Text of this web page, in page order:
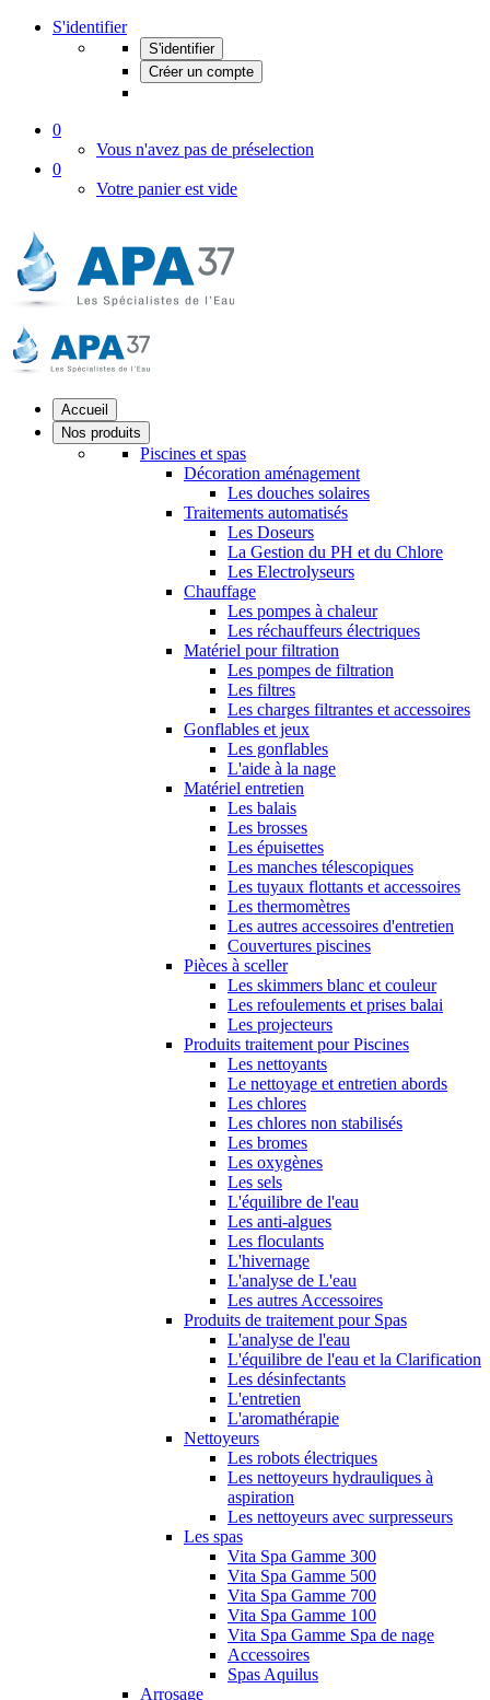
S'identifier
S'identifier
Créer un compte
0
Vous n'avez pas de préselection
0
Votre panier est vide
Accueil
Nos produits
Piscines et spas
Décoration aménagement
Les douches solaires
Traitements automatisés
Les Doseurs
La Gestion du PH et du Chlore
Les Electrolyseurs
Chauffage
Les pompes à chaleur
Les réchauffeurs électriques
Matériel pour filtration
Les pompes de filtration
Les filtres
Les charges filtrantes et accessoires
Gonflables et jeux
Les gonflables
L'aide à la nage
Matériel entretien
Les balais
Les brosses
Les épuisettes
Les manches télescopiques
Les tuyaux flottants et accessoires
Les thermomètres
Les autres accessoires d'entretien
Couvertures piscines
Pièces à sceller
Les skimmers blanc et couleur
Les refoulements et prises balai
Les projecteurs
Produits traitement pour Piscines
Les nettoyants
Le nettoyage et entretien abords
Les chlores
Les chlores non stabilisés
Les bromes
Les oxygènes
Les sels
L'équilibre de l'eau
Les anti-algues
Les floculants
L'hivernage
L'analyse de L'eau
Les autres Accessoires
Produits de traitement pour Spas
L'analyse de l'eau
L'équilibre de l'eau et la Clarification
Les désinfectants
L'entretien
L'aromathérapie
Nettoyeurs
Les robots électriques
Les nettoyeurs hydrauliques à
aspiration
Les nettoyeurs avec surpresseurs
Les spas
Vita Spa Gamme 300
Vita Spa Gamme 500
Vita Spa Gamme 700
Vita Spa Gamme 100
Vita Spa Gamme Spa de nage
Accessoires
Spas Aquilus
Arrosage